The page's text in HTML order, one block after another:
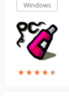
Windows
★★★★★
★★★★★